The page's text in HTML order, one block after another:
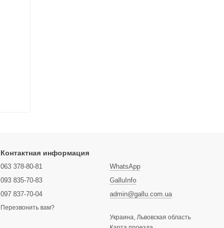
Контактная информация
063 378-80-81
093 835-70-83
097 837-70-04
Перезвонить вам?
WhatsApp
GalluInfo
admin@gallu.com.ua
Украина, Львовская область